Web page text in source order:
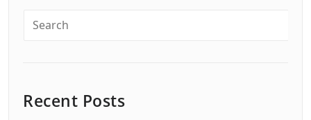
Recent Posts